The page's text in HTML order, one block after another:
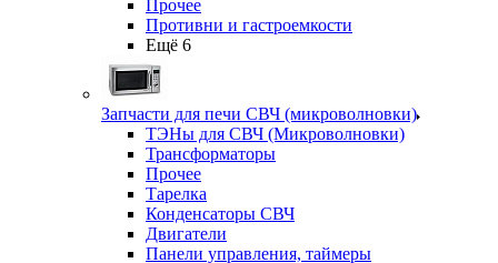
Прочее
Противни и гастроемкости
Ещё 6
Запчасти для печи СВЧ (микроволновки)
ТЭНы для СВЧ (Микроволновки)
Трансформаторы
Прочее
Тарелка
Конденсаторы СВЧ
Двигатели
Панели управления, таймеры